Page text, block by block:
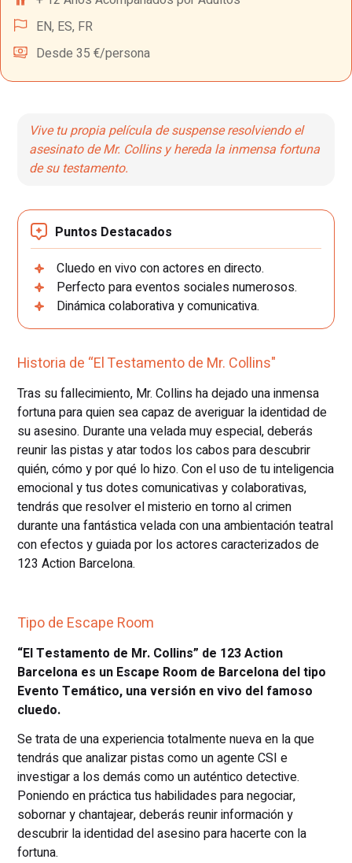
EN, ES, FR
Desde 35 €/persona
Vive tu propia película de suspense resolviendo el
asesinato de Mr. Collins y hereda la inmensa fortuna
de su testamento.
Puntos Destacados
Cluedo en vivo con actores en directo.
Perfecto para eventos sociales numerosos.
Dinámica colaborativa y comunicativa.
Historia de “El Testamento de Mr. Collins"
Tras su fallecimiento, Mr. Collins ha dejado una inmensa
fortuna para quien sea capaz de averiguar la identidad de
su asesino. Durante una velada muy especial, deberás
reunir las pistas y atar todos los cabos para descubrir
quién, cómo y por qué lo hizo. Con el uso de tu inteligencia
emocional y tus dotes comunicativas y colaborativas,
tendrás que resolver el misterio en torno al crimen
durante una fantástica velada con una ambientación teatral
con efectos y guiada por los actores caracterizados de
123 Action Barcelona.
Tipo de Escape Room
“El Testamento de Mr. Collins” de 123 Action
Barcelona es un Escape Room de Barcelona del tipo
Evento Temático, una versión en vivo del famoso
cluedo.
Se trata de una experiencia totalmente nueva en la que
tendrás que analizar pistas como un agente CSI e
investigar a los demás como un auténtico detective.
Poniendo en práctica tus habilidades para negociar,
sobornar y chantajear, deberás reunir información y
descubrir la identidad del asesino para hacerte con la
fortuna.